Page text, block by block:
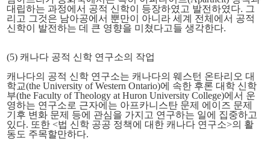
대립하는 과정에서 공적 신학이 등장하였고 발전하였다. 그
리고 그것은 남아공에서 뿐만이 아니라 세계 전체에서 공적
신학이 발전하는 데 큰 영향을 미쳤다고들 생각한다.
(5) 캐나다 공적 신학 연구소의 작업
캐나다의 공적 신학 연구소는 캐나다의 웨스턴 온타리오 대
학교(the University of Western Ontario)에 속한 후론 대학 신학
부(the Faculty of Theology at Huron University College)에서 운
영하는 연구소로 근자에는 아프카니스탄 문제 에이즈 문제
기후 변화 문제 등에 관심을 가지고 연구하는 일에 집중하고
있다. 또한 <법 신학 공공 정책에 대한 캐나다 연구소>의 활
동도 주목할만하다.